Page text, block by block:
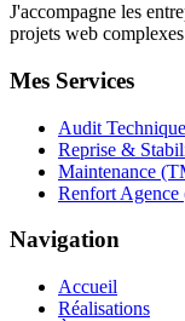
J'accompagne les
projets web
Mes Services
Audit Technique
Reprise &
Maintenance
Renfort Agence
Navigation
Accueil
Réalisations